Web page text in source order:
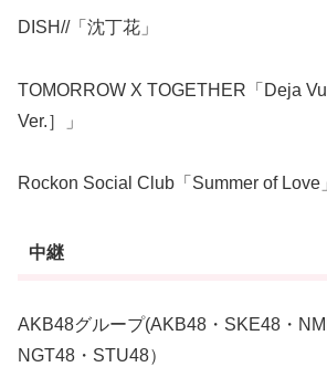
DISH//「沈丁花」
TOMORROW X TOGETHER「Deja
Ver.］」
Rockon Social Club「Summer of
中継
AKB48グループ(AKB48・SKE48・
NGT48・STU48）